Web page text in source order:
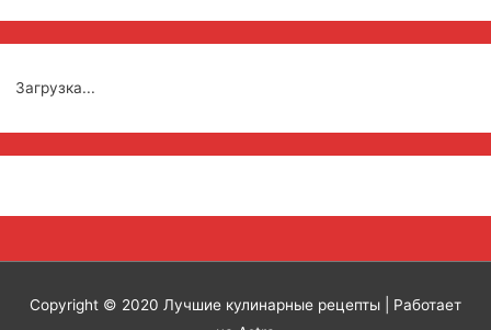
Загрузка...
Copyright © 2020 Лучшие кулинарные рецепты | Работает